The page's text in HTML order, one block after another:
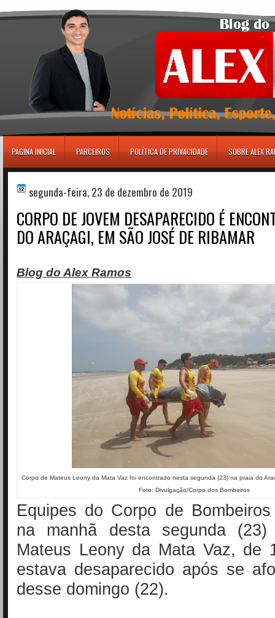
PÁGINA INICIAL PARCEIROS POLÍTICA DE PRIVACIDADE SOBRE ALEX
segunda-feira, 23 de dezembro de 2019
CORPO DE JOVEM DESAPARECIDO É
DO ARAÇAGI, EM SÃO JOSÉ DE RIBAMAR
Blog do Alex Ramos
Corpo de Mateus Leony da Mata Vaz foi encontrado nesta segunda (23) na praia do
Foto: Divulgação/Corpo dos Bombeiros
Equipes do Corpo de
na manhã desta segunda
Mateus Leony da Mata Vaz, de
estava desaparecido após se
desse domingo (22).